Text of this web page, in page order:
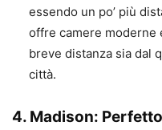
essendo un po’ più
offre camere moderne
breve distanza sia dal
città.
4. Madison: